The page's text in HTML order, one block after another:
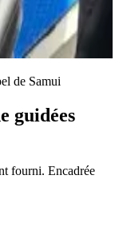
de Samui
guidées
fourni. Encadrée